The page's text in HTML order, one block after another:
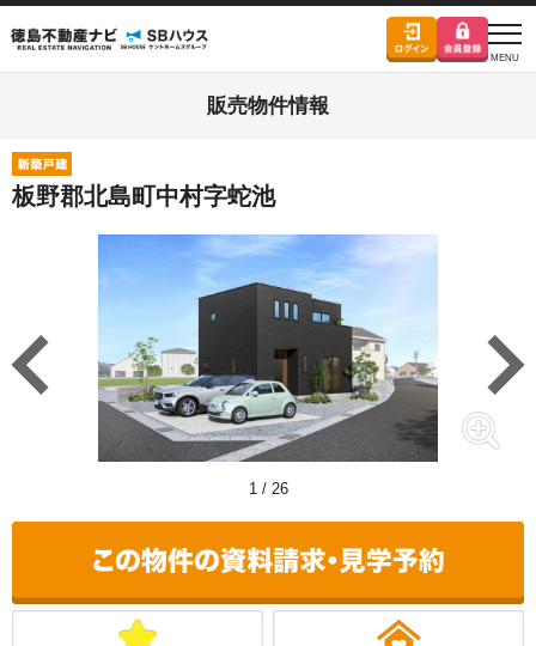
販売物件情報
板野郡北島町中村字蛇池
1/ 26